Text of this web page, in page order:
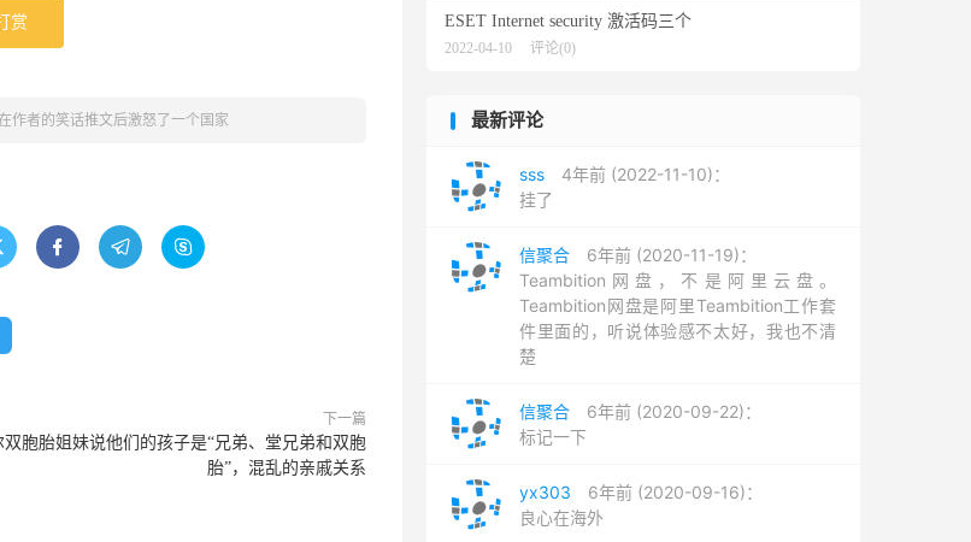
赏
作者的笑话推文后激怒了一个国家
  
下一篇
双胞胎姐妹说他们的孩子是“兄弟、堂兄弟和双胞
胎”，混乱的亲戚关系
ESET Internet security 激活码三个
2022-04-10 评论(0)
最新评论
sss
4年前 (2022-11-10)：
挂了
信聚合
6年前 (2020-11-19)：
Teambition网盘，不是阿里云盘。
Teambition网盘是阿里Teambition工作套
件里面的，听说体验感不太好，我也不清
楚
信聚合
6年前 (2020-09-22)：
标记一下
yx303
6年前 (2020-09-16)：
良心在海外